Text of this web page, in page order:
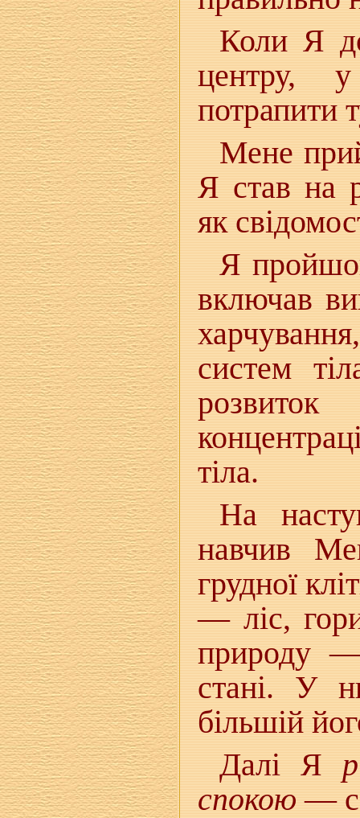
Коли Я
центру,
потрапити
Мене
Я став на
як
Я
включав
систем
тіла.
На
навчив
грудної
— ліс,
природу
стані. У
більшій
Далі Я
спокою—